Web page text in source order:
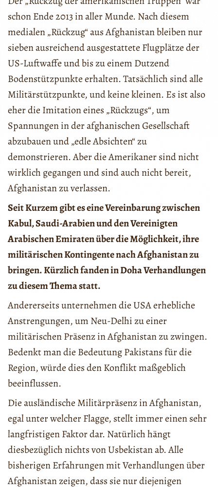
schon Ende 2013 in aller Munde. Nach diesem
medialen „Rückzug“ aus Afghanistan bleiben nur
sieben ausreichend ausgestattete Flugplätze der
US-Luftwaffe und bis zu einem Dutzend
Bodenstützpunkte erhalten. Tatsächlich sind alle
Militärstützpunkte, und keine kleinen. Es ist also
eher die Imitation eines „Rückzugs“, um
Spannungen in der afghanischen Gesellschaft
abzubauen und „edle Absichten“ zu
demonstrieren. Aber die Amerikaner sind nicht
wirklich gegangen und sind auch nicht bereit,
Afghanistan zu verlassen.
Seit Kurzem gibt es eine Vereinbarung zwischen
Kabul, Saudi-Arabien und den Vereinigten
Arabischen Emiraten über die Möglichkeit, ihre
militärischen Kontingente nach Afghanistan zu
bringen. Kürzlich fanden in Doha Verhandlungen
zu diesem Thema statt.
Andererseits unternehmen die USA erhebliche
Anstrengungen, um Neu-Delhi zu einer
militärischen Präsenz in Afghanistan zu zwingen.
Bedenkt man die Bedeutung Pakistans für die
Region, würde dies den Konflikt maßgeblich
beeinflussen.
Die ausländische Militärpräsenz in Afghanistan,
egal unter welcher Flagge, stellt immer einen sehr
langfristigen Faktor dar. Natürlich hängt
diesbezüglich nichts von Usbekistan ab. Alle
bisherigen Erfahrungen mit Verhandlungen über
Afghanistan zeigen, dass sie nur diejenigen